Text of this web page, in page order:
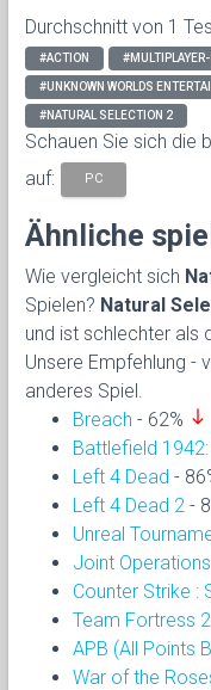
Durchschnitt von 1
#ACTION
#UNKNOWN WORLDS
#NATURAL SELECTION 2
Schauen Sie sich die
auf:
PC
Ähnliche
Wie vergleicht sich
Spielen? Natural
und ist schlechter als
Unsere Empfehlung -
anderes Spiel.
Breach - 62% south
Battlefield
Left 4 Dead -
Left 4 Dead 2 -
Unreal
Joint Operations
Counter Strike :
Team Fortress 2
APB (All Points
War of the